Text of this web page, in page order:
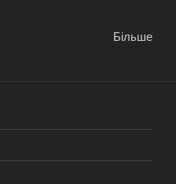
Більше